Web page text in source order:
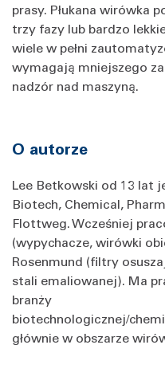
prasy. Płukana wirówka
trzy fazy lub bardzo
wiele w pełni
wymagają mniejszego
nadzór nad maszyną.
O autorze
Lee Betkowski od 13 lat
Biotech, Chemical,
Flottweg. Wcześniej
(wypychacze, wirówki
Rosenmund (filtry
stali emaliowanej). Ma
branży
biotechnologicznej/
głównie w obszarze